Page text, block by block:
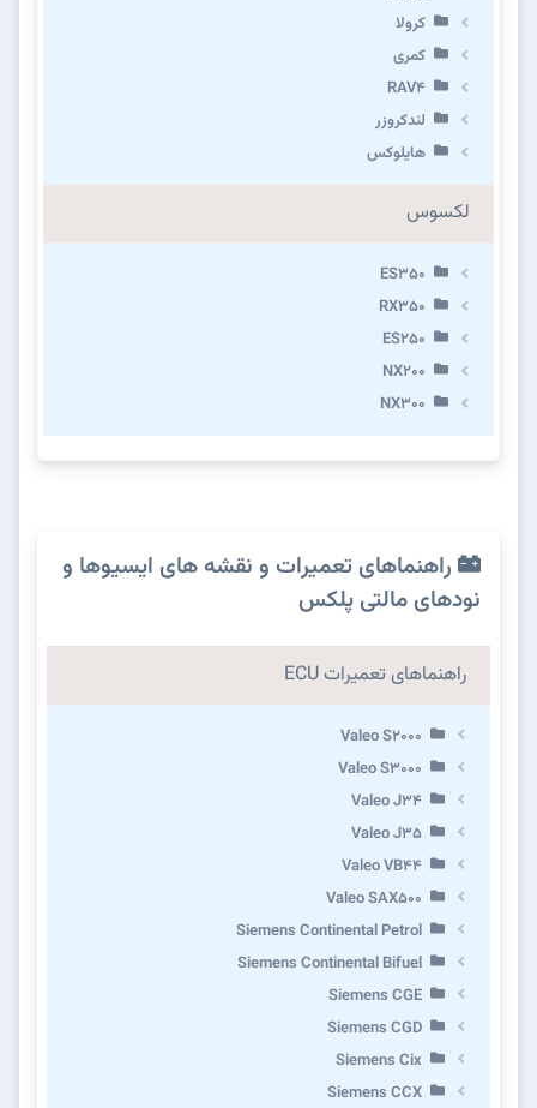
کرولا
کمری
RAV4
لندکروزر
هایلوکس
لکسوس
ES350
RX350
ES250
NX200
NX300
راهنماهای تعمیرات و نقشه های ایسیوها و
نودهای مالتی پلکس
راهنماهای تعمیرات ECU
Valeo S2000
Valeo S3000
Valeo J34
Valeo J35
Valeo VB44
Valeo SAX500
Siemens Continental Petrol
Siemens Continental Bifuel
Siemens CGE
Siemens CGD
Siemens Cix
Siemens CCX